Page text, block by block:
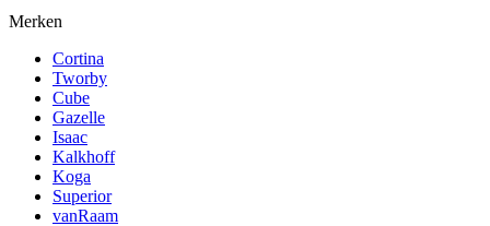
Merken
Cortina
Tworby
Cube
Gazelle
Isaac
Kalkhoff
Koga
Superior
vanRaam